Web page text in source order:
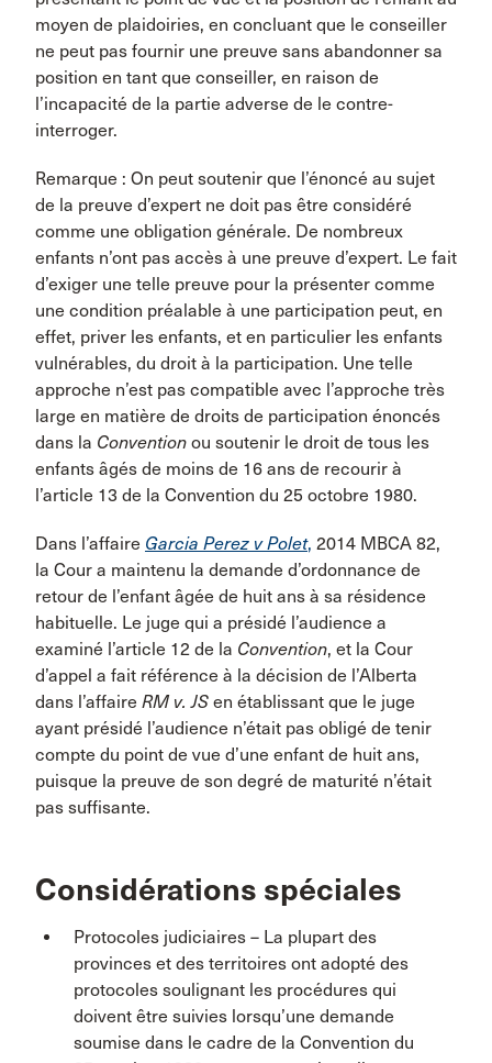
moyen de plaidoiries, en concluant que le conseiller
ne peut pas fournir une preuve sans abandonner sa
position en tant que conseiller, en raison de
l’incapacité de la partie adverse de le contre-
interroger.
Remarque : On peut soutenir que l’énoncé au sujet
de la preuve d’expert ne doit pas être considéré
comme une obligation générale. De nombreux
enfants n’ont pas accès à une preuve d’expert. Le fait
d’exiger une telle preuve pour la présenter comme
une condition préalable à une participation peut, en
effet, priver les enfants, et en particulier les enfants
vulnérables, du droit à la participation. Une telle
approche n’est pas compatible avec l’approche très
large en matière de droits de participation énoncés
dans la Convention ou soutenir le droit de tous les
enfants âgés de moins de 16 ans de recourir à
l’article 13 de la Convention du 25 octobre 1980.
Dans l’affaire Garcia Perez v Polet, 2014 MBCA 82,
la Cour a maintenu la demande d’ordonnance de
retour de l’enfant âgée de huit ans à sa résidence
habituelle. Le juge qui a présidé l’audience a
examiné l’article 12 de la Convention, et la Cour
d’appel a fait référence à la décision de l’Alberta
dans l’affaire RM v. JS en établissant que le juge
ayant présidé l’audience n’était pas obligé de tenir
compte du point de vue d’une enfant de huit ans,
puisque la preuve de son degré de maturité n’était
pas suffisante.
Considérations spéciales
Protocoles judiciaires – La plupart des
provinces et des territoires ont adopté des
protocoles soulignant les procédures qui
doivent être suivies lorsqu’une demande
soumise dans le cadre de la Convention du